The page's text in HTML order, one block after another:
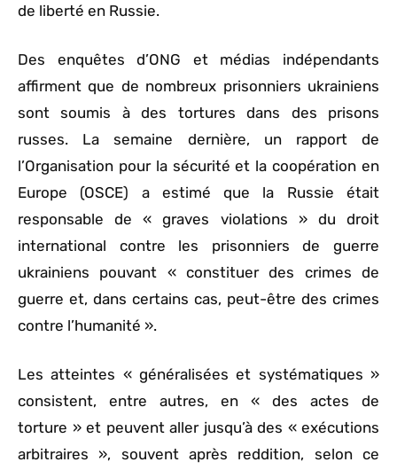
de liberté en Russie.
Des enquêtes d’ONG et médias indépendants
affirment que de nombreux prisonniers ukrainiens
sont soumis à des tortures dans des prisons
russes. La semaine dernière, un rapport de
l’Organisation pour la sécurité et la coopération en
Europe (OSCE) a estimé que la Russie était
responsable de « graves violations » du droit
international contre les prisonniers de guerre
ukrainiens pouvant « constituer des crimes de
guerre et, dans certains cas, peut-être des crimes
contre l’humanité ».
Les atteintes « généralisées et systématiques »
consistent, entre autres, en « des actes de
torture » et peuvent aller jusqu’à des « exécutions
arbitraires », souvent après reddition, selon ce